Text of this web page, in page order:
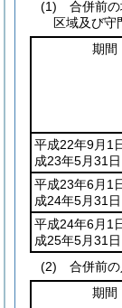
(1)
合併前
区域及び守
期間
平成22年9月1
成23年5月31
平成23年6月1
成24年5月31
平成24年6月1
成25年5月31
(2)
合併前
期間